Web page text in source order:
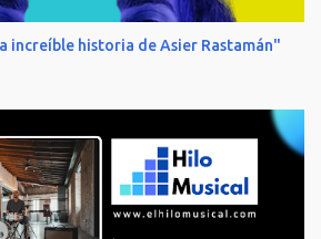
increíble historia de Asier Rastamán"